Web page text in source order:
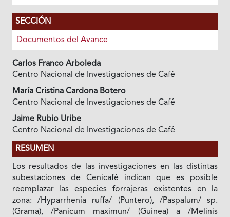
SECCIÓN
Documentos del Avance
Carlos Franco Arboleda
Centro Nacional de Investigaciones de Café
María Cristina Cardona Botero
Centro Nacional de Investigaciones de Café
Jaime Rubio Uribe
Centro Nacional de Investigaciones de Café
RESUMEN
Los resultados de las investigaciones en las distintas
subestaciones de Cenicafé indican que es posible
reemplazar las especies forrajeras existentes en la
zona: /Hyparrhenia ruffa/ (Puntero), /Paspalum/ sp.
(Grama), /Panicum maximun/ (Guinea) a /Melinis